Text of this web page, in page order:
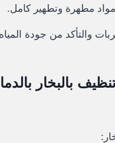
مطهرة وتطهير كامل.
والتأكد من جودة
تنظيف بالبخار